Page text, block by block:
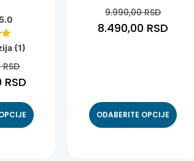
(1)
RSD
RSD
9.990,00RSD
8.490,00 RSD
ODABERITE OPCIJE